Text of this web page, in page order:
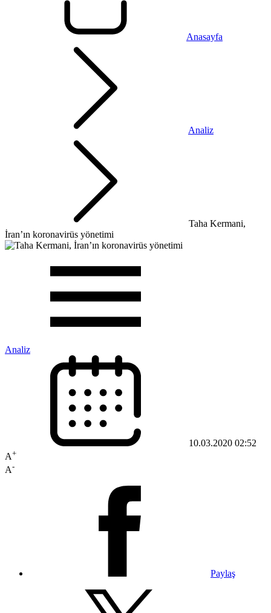
Anasayfa
Analiz
Taha Kermani,
İran’ın koronavirüs yönetimi
Analiz
10.03.2020 02:52
A+
A-
Paylaş